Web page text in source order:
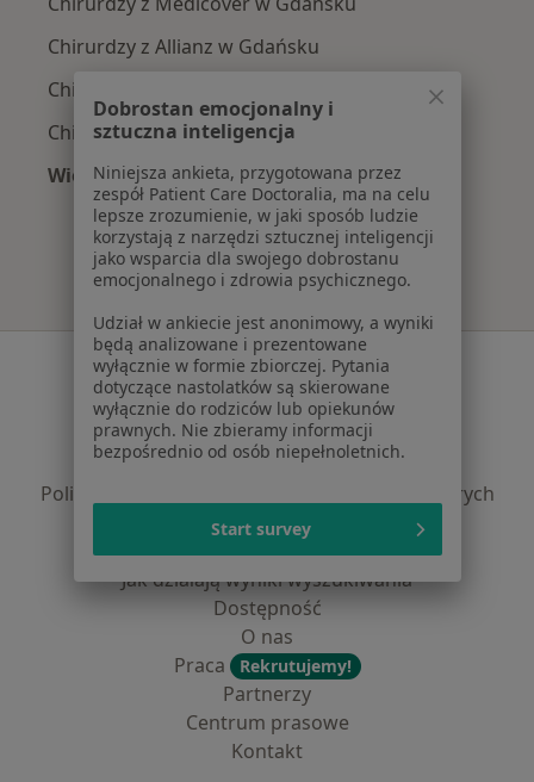
Chirurdzy z Allianz w Gdańsku
Chirurdzy z POLMED w Gdańsku
Chirurdzy z NFZ w Gdańsku
Więcej (6)
Więcej w kategorii: Najpopularniejsze
Serwis
Regulamin
Polityka prywatności pacjentów
Polityka prywatności profesjonalistów
Polityka prywatności dla profesjonalistów, których
dane pozyskaliśmy samodzielnie
Polityka cookies
Jak działają wyniki wyszukiwania
Dostępność
O nas
Praca
Rekrutujemy!
Partnerzy
Centrum prasowe
Kontakt
Dobrostan emocjonalny i
sztuczna inteligencja
Niniejsza ankieta, przygotowana przez
zespół Patient Care Doctoralia, ma na celu
lepsze zrozumienie, w jaki sposób ludzie
korzystają z narzędzi sztucznej inteligencji
jako wsparcia dla swojego dobrostanu
emocjonalnego i zdrowia psychicznego.
Udział w ankiecie jest anonimowy, a wyniki
będą analizowane i prezentowane
wyłącznie w formie zbiorczej. Pytania
dotyczące nastolatków są skierowane
wyłącznie do rodziców lub opiekunów
prawnych. Nie zbieramy informacji
bezpośrednio od osób niepełnoletnich.
Start survey